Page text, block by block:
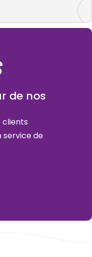
de nos
clients
service de